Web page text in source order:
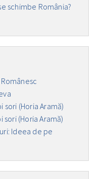
schimbe România?
(Horia Aramă)
(Horia Aramă)
Ideea de pe